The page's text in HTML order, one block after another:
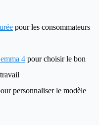
pour les consommateurs
4 pour choisir le bon
personnaliser le modèle